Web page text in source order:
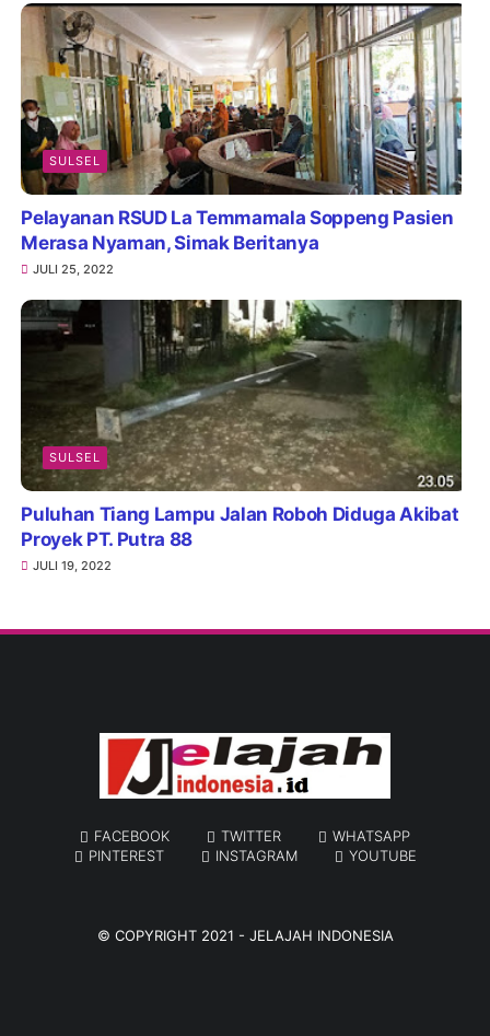
SULSEL
Pelayanan RSUD La Temmamala Soppeng Pasien
Merasa Nyaman, Simak Beritanya
JULI 25, 2022
SULSEL
Puluhan Tiang Lampu Jalan Roboh Diduga Akibat
Proyek PT. Putra 88
JULI 19, 2022
FACEBOOK TWITTER
WHATSAPP
PINTEREST
INSTAGRAM YOUTUBE
© COPYRIGHT 2021 - JELAJAH INDONESIA